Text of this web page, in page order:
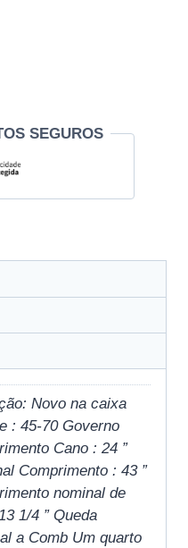
SEGUROS
Novo na caixa
: 45-70 Governo
Cano : 24 ”
Comprimento : 43 ”
nominal de
1/4 ” Queda
a Comb Um quarto